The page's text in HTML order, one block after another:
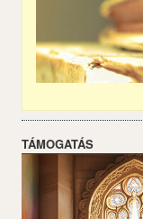
TÁMOGATÁS